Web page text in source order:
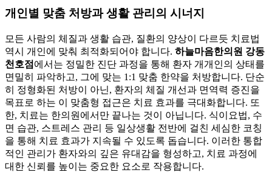
개인별 맞춤 처방과 생활 관리의 시너지
모든 사람의 체질과 생활 습관, 질환의 양상이 다르듯 치료법
역시 개인에 맞춰 최적화되어야 합니다. 하늘마음한의원 강동
천호점 에서는 정밀한 진단 과정을 통해 환자 개개인의 상태를
면밀히 파악하고, 그에 맞는 1:1 맞춤 한약을 처방합니다. 단순
히 정형화된 처방이 아닌, 환자의 체질 개선과 면역력 증진을
목표로 하는 이 맞춤형 접근은 치료 효과를 극대화합니다. 또
한, 치료는 한의원에서만 끝나는 것이 아닙니다. 식이요법, 수
면 습관, 스트레스 관리 등 일상생활 전반에 걸친 세심한 코칭
을 통해 치료 효과가 지속될 수 있도록 돕습니다. 이러한 통합
적인 관리가 환자와의 깊은 유대감을 형성하고, 치료 과정에
대한 신뢰를 높이는 중요한 요소로 작용합니다.